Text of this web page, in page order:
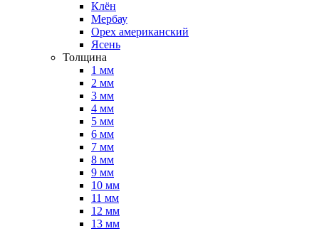
Клён
Мербау
Орех американский
Ясень
Толщина
1 мм
2 мм
3 мм
4 мм
5 мм
6 мм
7 мм
8 мм
9 мм
10 мм
11 мм
12 мм
13 мм